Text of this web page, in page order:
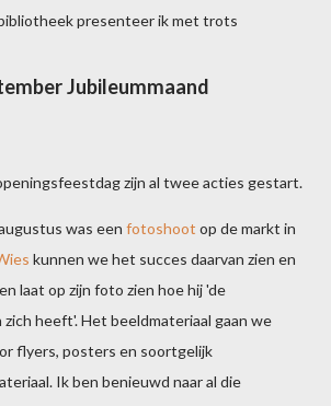
presenteer ik met trots
Jubileummaand
zijn al twee acties gestart.
was een fotoshoot op de markt in
kunnen we het succes daarvan zien en
laat op zijn foto zien hoe hij 'de
heeft'. Het beeldmateriaal gaan we
flyers, posters en soortgelijk
Ik ben benieuwd naar al die